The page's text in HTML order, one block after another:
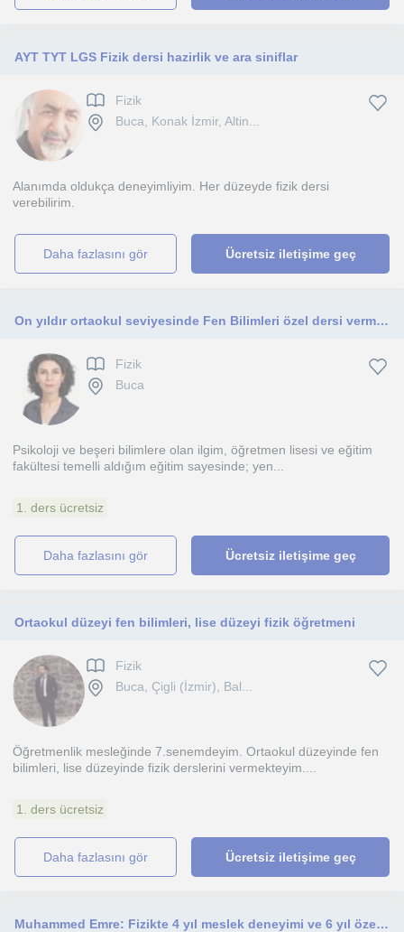
AYT TYT LGS Fizik dersi hazirlik ve ara siniflar
Fizik
Buca, Konak İzmir, Altin...
Alanımda oldukça deneyimliyim. Her düzeyde fizik dersi
verebilirim.
daha fazlasını gör Ücretsiz iletişime geç
On yıldır ortaokul seviyesinde Fen Bilimleri özel dersi vermekteyim, İzmir'de yaşamaktayım.
Fizik
Buca
Psikoloji ve beşeri bilimlere olan ilgim, öğretmen lisesi ve eğitim
fakültesi temelli aldığım eğitim sayesinde; yen...
1. ders ücretsiz
daha fazlasını gör Ücretsiz iletişime geç
Ortaokul düzeyi fen bilimleri, lise düzeyi fizik öğretmeni
Fizik
Buca, Çigli (İzmir), Bal...
Öğretmenlik mesleğinde 7.senemdeyim. Ortaokul düzeyinde fen
bilimleri, lise düzeyinde fizik derslerini vermekteyim....
1. ders ücretsiz
daha fazlasını gör Ücretsiz iletişime geç
Muhammed Emre: Fizikte 4 yıl meslek deneyimi ve 6 yıl özel ders deneyimi olan uzman öğretmen